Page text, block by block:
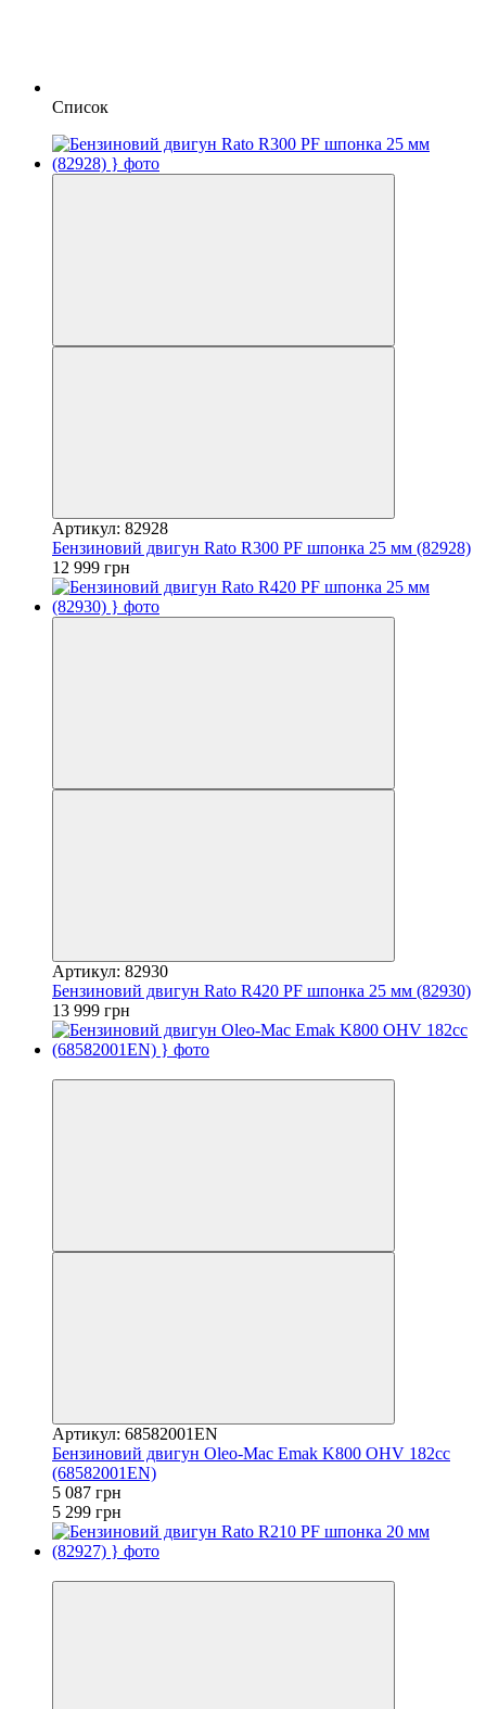
Список
Артикул: 82928
Бензиновий двигун Rato R300 PF шпонка 25 мм (82928)
12 999 грн
Артикул: 82930
Бензиновий двигун Rato R420 PF шпонка 25 мм (82930)
13 999 грн
Артикул: 68582001EN
Бензиновий двигун Oleo-Mac Emak K800 OHV 182cc
(68582001EN)
5 087 грн
5 299 грн